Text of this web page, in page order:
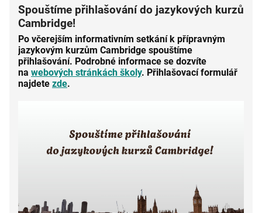
Spouštíme přihlašování do jazykových kurzů
Cambridge!
Po včerejším informativním setkání k přípravným
jazykovým kurzům Cambridge spouštíme
přihlašování. Podrobné informace se dozvíte
na webových stránkách školy. Přihlašovací formulář
najdete zde.